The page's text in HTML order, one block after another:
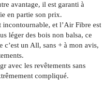
avantage, il est garanti à
en partie son prix.
incontournable, et l’Air Fibre est
léger des bois non balsa, ce
c’est un All, sans + à mon avis,
avec les revêtements sans
compliqué.